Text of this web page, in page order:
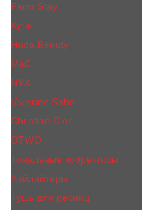
Farm Stay
Kylie
Huda Beauty
МаС
NYX
Vivienne Sabo
Сhristiаn Diоr
OTWO
Тональные корректоры
Хайлайтеры
Тушь для ресниц